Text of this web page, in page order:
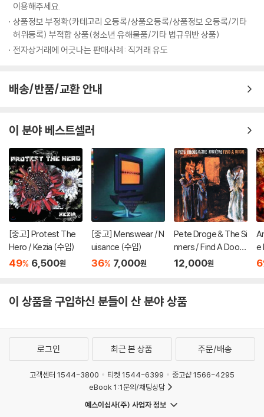
이용해주세요.
상품정보 부정확(카테고리 오등록/상품오등록/상품정보 오등록/기타
허위등록) 부적합 상품(청소년 유해물품/기타 법규위반 상품)
전자상거래에 어긋나는 판매사례: 직거래 유도
배송/반품/교환 안내
이 분야 베스트셀러
[중고] Protest The
Hero / Kezia (수입)
49% 6,500원
[중고] Menswear / N
uisance (수입)
36% 7,000원
Pete Droge & The Si
nners / Find A Door
(미개봉)
12,000원
e
6
이 상품을 구입하신 분들이 산 분야 상품
로그인 최근 본 상품 주문/배송
고객센터 1544-3800 티켓 1544-6399
중고샵 1566-4295
eBook 1:1문의/채팅상담
예스이십사(주) 사업자 정보